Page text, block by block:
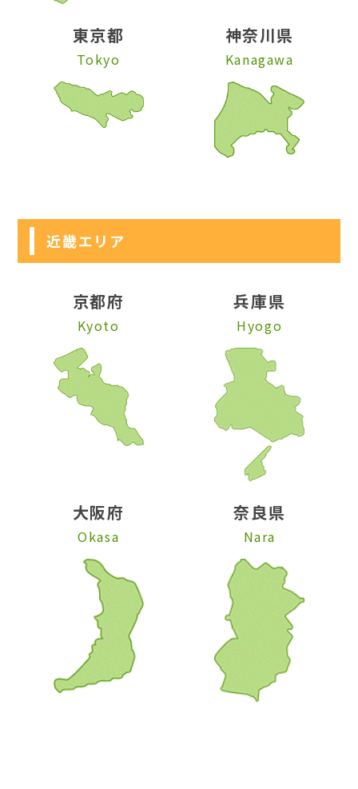
東京都
Tokyo
神奈川県
Kanagawa
近畿エリア
京都府
Kyoto
兵庫県
Hyogo
大阪府
Okasa
奈良県
Nara